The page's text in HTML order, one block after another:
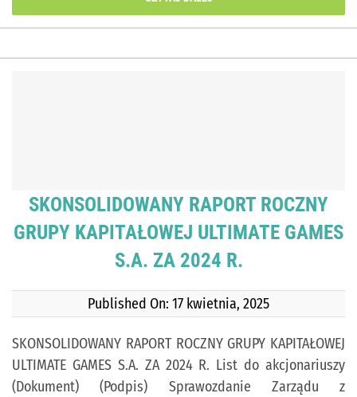
SKONSOLIDOWANY RAPORT ROCZNY
GRUPY KAPITAŁOWEJ ULTIMATE GAMES
S.A. ZA 2024 R.
Published On: 17 kwietnia, 2025
SKONSOLIDOWANY RAPORT ROCZNY GRUPY KAPITAŁOWEJ
ULTIMATE GAMES S.A. ZA 2024 R. List do akcjonariuszy
(Dokument) (Podpis) Sprawozdanie Zarządu z